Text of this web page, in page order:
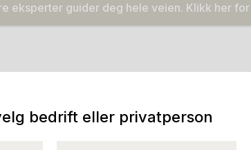
eksperter guider deg hele veien. Klikk her
Solgt!Standard
bedrift eller privatperson